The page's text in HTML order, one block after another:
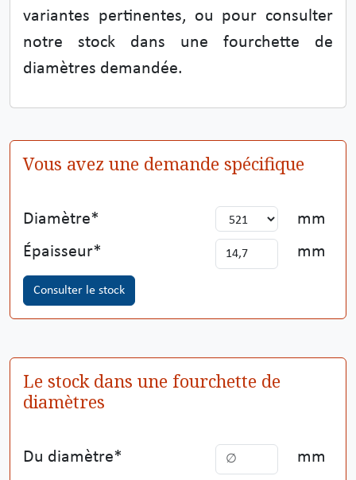
variantes pertinentes, ou pour consulter
notre stock dans une fourchette de
diamètres demandée.
Vous avez une demande spécifique
Diamètre
mm
Épaisseur
mm
Consulter le stock
Le stock dans une fourchette de
diamètres
Du diamètre
mm